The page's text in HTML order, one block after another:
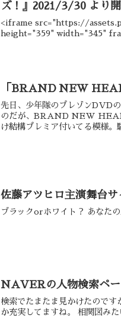
ズ！』2021/3/30 より
<iframe src="https://
height="359" width="345"
「BRAND NEW
先日、少年隊のプレゾンDVD
のだが、BRAND NEW
け結構プレミア付いてる模様
佐藤アツヒロ主演舞台サ
NAVERの人物検索ペー
検索でたまたま見かけたので
か充実してますね。 相関図み